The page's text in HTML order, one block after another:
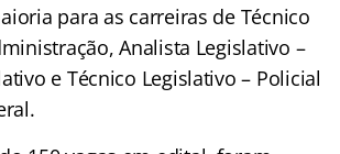
para as carreiras de Técnico
Analista Legislativo –
e Técnico Legislativo – Policial